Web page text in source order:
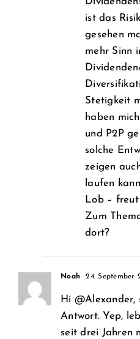
ist das
gesehen
mehr Sinn
Stetigkeit
haben
und P2P
solche
zeigen
laufen
Lob – freut
Zum
dort?
Noah 24. September
Hi @Alexander,
Antwort. Yep,
seit drei Jahren